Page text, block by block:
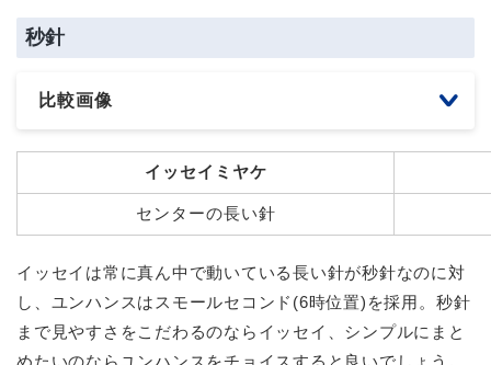
秒針
比較画像
イッセイミヤケ
センターの長い針
イッセイは常に真ん中で動いている長い針が秒針なのに対
し、ユンハンスはスモールセコンド(6時位置)を採用。秒針
まで見やすさをこだわるのならイッセイ、シンプルにまと
めたいのならユンハンスをチョイスすると良いでしょう。